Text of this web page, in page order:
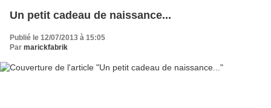
Un petit cadeau de naissance...
Publié le 12/07/2013 à 15:05
Par marickfabrik